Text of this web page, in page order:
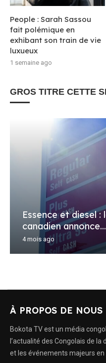
People : Sarah Sassou
fait polémique en
exhibant son train de vie
luxueux
1 semaine ago
GROS TITRE CETTE
Essence et diesel
canadien annonce...
4 mois ago
À PROPOS DE NOUS
Bokota TV est un média
l’actualité des Congolais de
et les événements majeurs en